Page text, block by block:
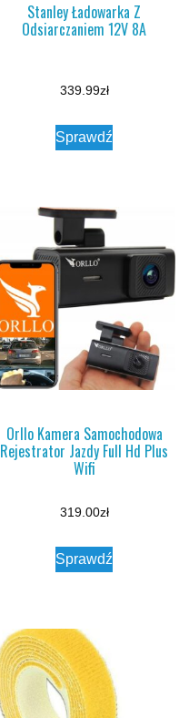
Stanley Ładowarka Z
Odsiarczaniem 12V 8A
339.99zł
Sprawdź
Orllo Kamera Samochodowa
Rejestrator Jazdy Full Hd Plus
Wifi
319.00zł
Sprawdź